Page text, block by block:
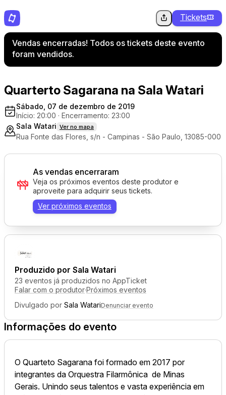
Tickets
Vendas encerradas! Todos os tickets deste evento
foram vendidos.
Quarterto Sagarana na Sala Watari
Sábado, 07 de dezembro de 2019
Início: 20:00 · Encerramento: 23:00
Sala Watari Ver no mapa
Rua Fonte das Flores, s/n - Campinas - São Paulo, 13085-000
Produzido por Sala Watari
23 eventos já produzidos no AppTicket
Falar com o produtor·Próximos eventos
Divulgado por Sala WatariDenunciar evento
Informações do evento
O Quarteto Sagarana foi formado em 2017 por
integrantes da Orquestra Filarmônica de Minas
Gerais. Unindo seus talentos e vasta experiência em
As vendas encerraram
Veja os próximos eventos deste produtor e
aproveite para adquirir seus tickets.
Ver próximos eventos